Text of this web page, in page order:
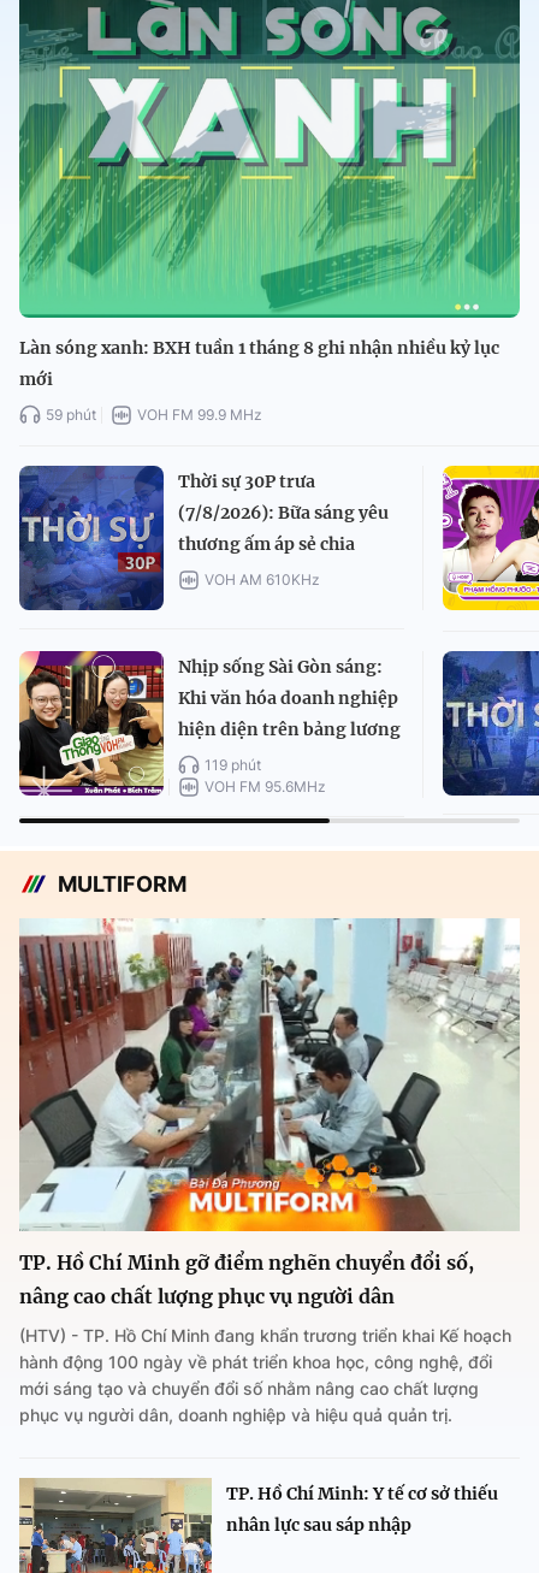
Làn sóng xanh: BXH tuần 1 tháng 8 ghi nhận nhiều kỷ lục
mới
59 phút VOH FM 99.9 MHz
Thời sự 30P trưa
(7/8/2026): Bữa sáng yêu
thương ấm áp sẻ chia
VOH AM 610KHz
Nhịp sống Sài Gòn sáng:
Khi văn hóa doanh nghiệp
hiện diện trên bảng lương
119 phút
VOH FM 95.6MHz
MULTIFORM
TP. Hồ Chí Minh gỡ điểm nghẽn chuyển đổi số,
nâng cao chất lượng phục vụ người dân
(HTV) - TP. Hồ Chí Minh đang khẩn trương triển khai Kế hoạch
hành động 100 ngày về phát triển khoa học, công nghệ, đổi
mới sáng tạo và chuyển đổi số nhằm nâng cao chất lượng
phục vụ người dân, doanh nghiệp và hiệu quả quản trị.
TP. Hồ Chí Minh: Y tế cơ sở thiếu
nhân lực sau sáp nhập